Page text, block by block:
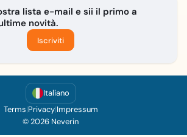
lista e-mail e sii il primo a
novità.
Iscriviti
Italiano
Terms|Privacy|Impressum
© 2026 Neverin